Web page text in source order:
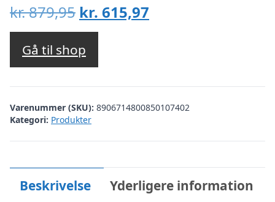
kr.879,95 Den
oprindelige
pris
var:
kr. 879,95.
kr. 615,97
kr. 615,97.
Gå til shop
Varenummer (SKU): 8906714800850107402
Kategori: Produkter
Beskrivelse Yderligere information